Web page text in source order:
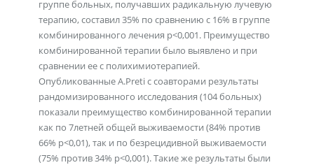
группе больных, получавших радикальную лучевую
терапию, составил 35% по сравнению с 16% в группе
комбинированного лечения p<0,001. Преимущество
комбинированной терапии было выявлено и при
сравнении ее с полихимиотерапией.
Опубликованные A.Preti с соавторами результаты
рандомизированного исследования (104 больных)
показали преимущество комбинированной терапии
как по 7летней общей выживаемости (84% против
66% p<0,01), так и по безрецидивной выживаемости
(75% против 34% p<0,001). Такие же результаты были